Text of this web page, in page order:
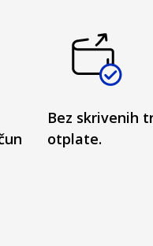
Bez skrivenih
otplate.